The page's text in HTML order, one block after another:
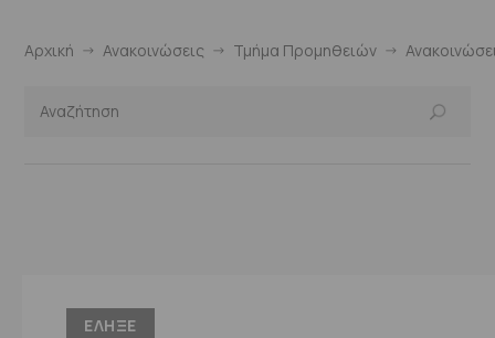
Αρχική Ανακοινώσεις Τμήμα Προμηθειών
ΕΛΗΞΕ